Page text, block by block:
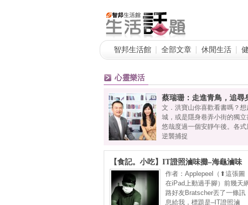
智邦生活館 全部文章 休閒生活
心靈樂活
蔡瑞珊：走進青鳥，追尋
文．洪寶山你喜歡看書嗎？
城，或是隱身巷弄小街的獨
悠哉度過一個安靜午後。各
逆襲捕捉
【食記。小吃】IT證照滷味攤–海龜滷味
作者：Applepeel（⬆這張圖
在iPad上動過手腳）前幾天
路好友Bratscher丟了一條訊
息給我，標題是–IT證照滷